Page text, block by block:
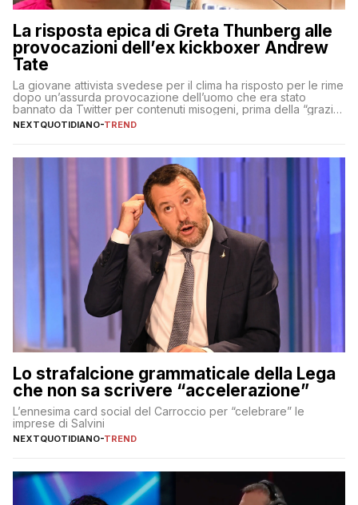
La risposta epica di Greta Thunberg alle
provocazioni dell’ex kickboxer Andrew
Tate
La giovane attivista svedese per il clima ha risposto per le rime
dopo un’assurda provocazione dell’uomo che era stato
bannato da Twitter per contenuti misogeni, prima della “grazia”
di Elon Musk
NEXTQUOTIDIANO-TREND
Lo strafalcione grammaticale della Lega
che non sa scrivere “accelerazione”
L’ennesima card social del Carroccio per “celebrare” le
imprese di Salvini
NEXTQUOTIDIANO-TREND